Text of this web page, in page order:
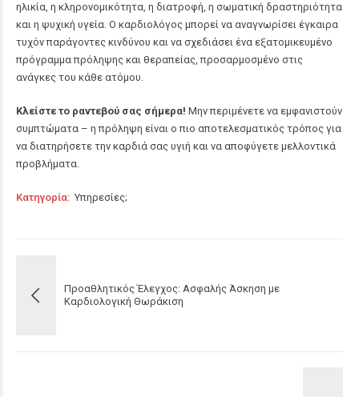
ηλικία, η κληρονομικότητα, η διατροφή, η σωματική δραστηριότητα
και η ψυχική υγεία. Ο καρδιολόγος μπορεί να αναγνωρίσει έγκαιρα
τυχόν παράγοντες κινδύνου και να σχεδιάσει ένα εξατομικευμένο
πρόγραμμα πρόληψης και θεραπείας, προσαρμοσμένο στις
ανάγκες του κάθε ατόμου.
Κλείστε το ραντεβού σας σήμερα! Μην περιμένετε να εμφανιστούν
συμπτώματα – η πρόληψη είναι ο πιο αποτελεσματικός τρόπος για
να διατηρήσετε την καρδιά σας υγιή και να αποφύγετε μελλοντικά
προβλήματα.
Κατηγορία Υπηρεσίες
Προαθλητικός Έλεγχος: Ασφαλής Άσκηση με
Καρδιολογική Θωράκιση